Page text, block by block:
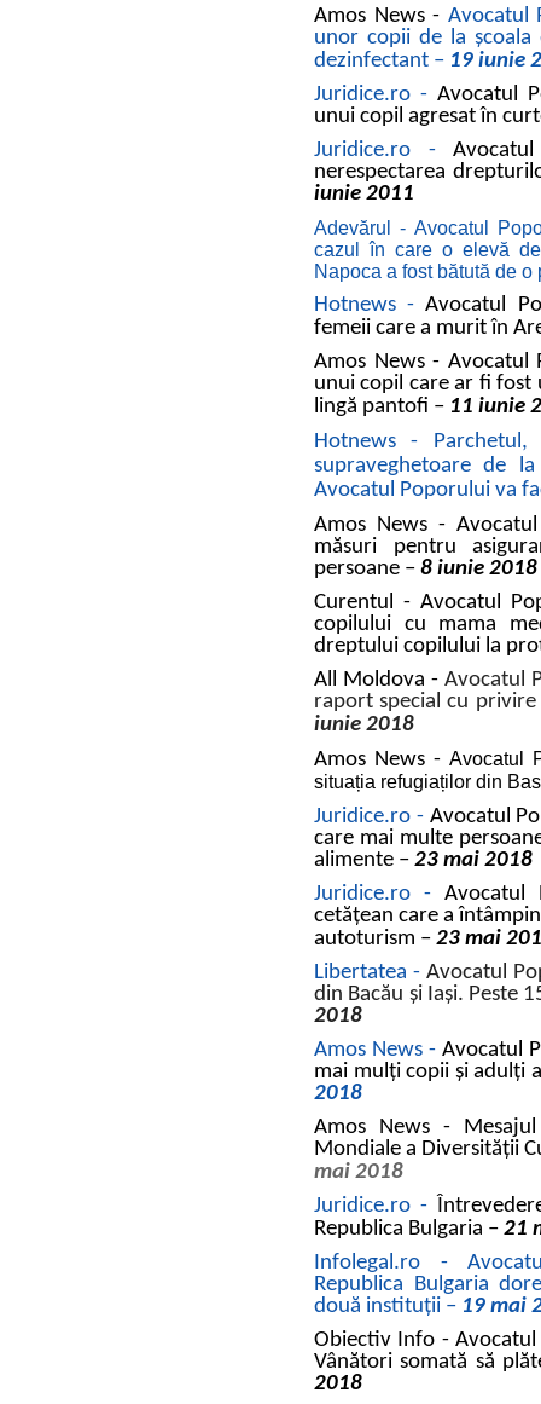
Amos News - Avocatul
unor copii de la
dezinfectant – 19 iunie
Juridice.ro - Avocatul
unui copil agresat în
Juridice.ro -
nerespectarea
iunie 2011
Adevărul - Avocatul
cazul în care o elevă
Napoca a fost bătută de
Hotnews -Avocatul
femeii care a murit în
Amos News - Avocatul
unui copil care ar fi fost
lingă pantofi – 11 iunie
Hotnews -
supraveghetoare de
Avocatul Poporului va
Amos News -
măsuri pentru
persoane – 8 iunie 2018
Curentul - Avocatul
copilului cu mama
dreptului copilului la
All Moldova - Avocatul
raport special cu
iunie 2018
Amos News - Avocatul
situația refugiaților din
Juridice.ro - Avocatul
care mai multe
alimente – 23 mai 2018
Juridice.ro -Avocatul
cetățean care a
autoturism – 23 mai
Libertatea - Avocatul
din Bacău și Iași. Peste
2018
Amos News - Avocatul
mai mulți copii și adulți
2018
Amos News -
Mondiale a Diversității
mai 2018
Juridice.ro -
Republica Bulgaria – 21
Infolegal.ro -
Republica Bulgaria
două instituţii – 19 mai
Obiectiv Info -
Vânători somată să
2018